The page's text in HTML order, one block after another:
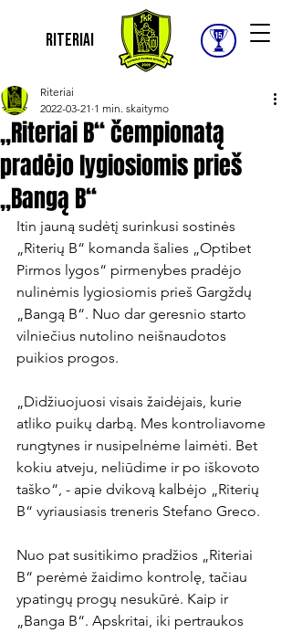
Riteriai
„Riteriai B“ čempionatą
pradėjo lygiosiomis prieš
„Bangą B“
Riteriai
2022-03-21 1 min. skaitymo
Itin jauną sudėtį surinkusi sostinės
„Riterių B“ komanda šalies „Optibet
Pirmos lygos“ pirmenybes pradėjo
nulinėmis lygiosiomis prieš Gargždų
„Bangą B“. Nuo dar geresnio starto
vilniečius nutolino neišnaudotos
puikios progos.
„Didžiuojuosi visais žaidėjais, kurie
atliko puikų darbą. Mes kontroliavome
rungtynes ir nusipelnėme laimėti. Bet
kokiu atveju, neliūdime ir po iškovoto
taško“, - apie dvikovą kalbėjo „Riterių
B“ vyriausiasis treneris Stefano Greco.
Nuo pat susitikimo pradžios „Riteriai
B“ perėmė žaidimo kontrolę, tačiau
ypatingų progų nesukūrė. Kaip ir
„Banga B“. Apskritai, iki pertraukos